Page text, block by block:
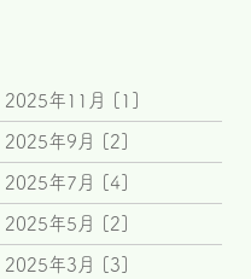
2025年11月 [1]
2025年9月 [2]
2025年7月 [4]
2025年5月 [2]
2025年3月 [3]